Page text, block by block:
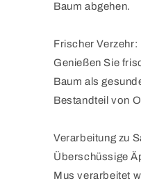
Baum abgehen.
Frischer Verzehr:
Genießen Sie
Baum als
Bestandteil von
Verarbeitung zu
Überschüssige
Mus verarbeitet